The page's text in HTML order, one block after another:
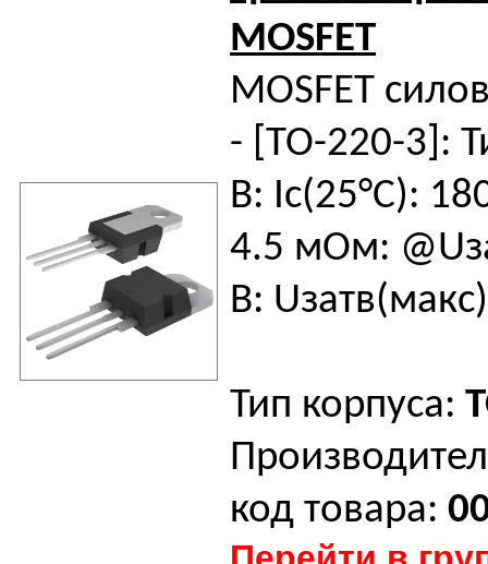
MOSFET
MOSFET
- [TO-220-3]:
В: Iс(25°C):
4.5 мОм:
В:
Тип корпуса:
код товара: